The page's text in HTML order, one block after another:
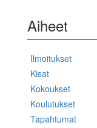
Aiheet
Ilmoitukset
Kisat
Kokoukset
Koulutukset
Tapahtumat